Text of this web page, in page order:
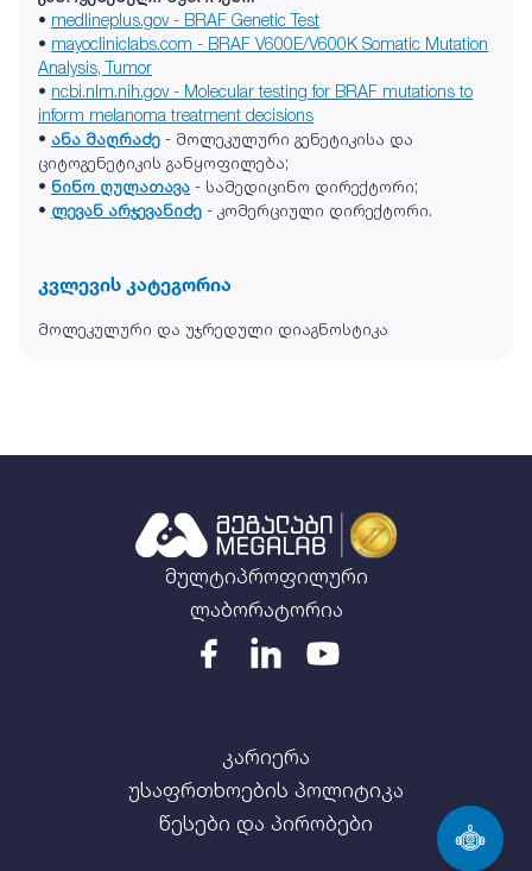
• medlineplus.gov - BRAF Genetic Test
• mayocliniclabs.com - BRAF V600E/V600K Somatic Mutation
Analysis, Tumor
• ncbi.nlm.nih.gov - Molecular testing for BRAF mutations to
inform melanoma treatment decisions
• ანა მაღრაძე - მოლეკულური გენეტიკისა და
ციტოგენეტიკის განყოფილება;
• ნინო ღულათავა - სამედიცინო დირექტორი;
• ლევან არჯევანიძე - კომერციული დირექტორი.
კვლევის კატეგორია
მოლეკულური და უჯრედული დიაგნოსტიკა
მულტიპროფილური
ლაბორატორია
კარიერა
უსაფრთხოების პოლიტიკა
წესები და პირობები